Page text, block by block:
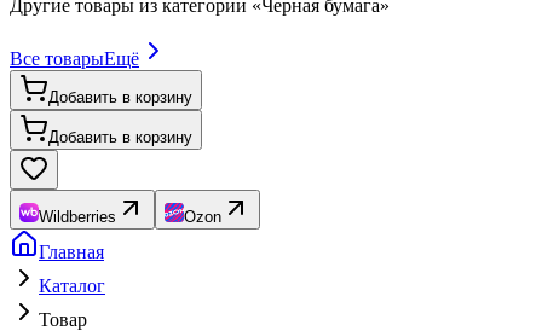
Другие товары из категории «Черная бумага»
Все товарыЕщё
Добавить в корзину
Добавить в корзину
Wildberries Ozon
Главная
Каталог
Товар